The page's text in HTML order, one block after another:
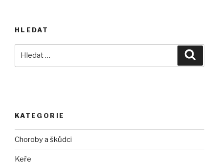
HLEDAT
KATEGORIE
Choroby a škůdci
Keře